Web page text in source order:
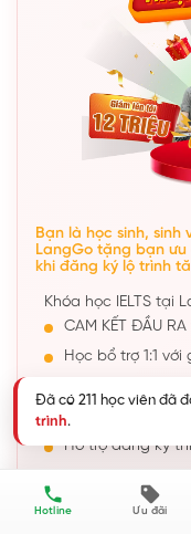
Bạn là học sinh, sinh
LangGo tặng bạn ưu
khi đăng ký lộ trình
Khóa học IELTS tại
CAM KẾT ĐẦU
Học bổ trợ 1:1
Tăng band chỉ
Hỗ trợ đăng ký
NHẬN KHUYẾN MÃI
Hotline Ưu đãi
Đã có 211 học viên đã
trình